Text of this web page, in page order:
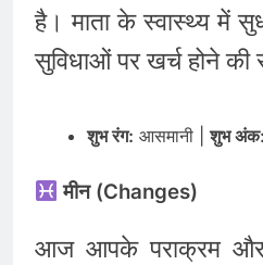
है। माता के स्वास्थ्य में
सुविधाओं पर खर्च होने की
शुभ रंग: आसमानी |शुभ अंक:
मीन (Changes)
आज आपके पराक्रम और